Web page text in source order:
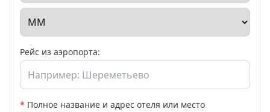
Рейс из аэропорта:
* Полное название и адрес отеля или место